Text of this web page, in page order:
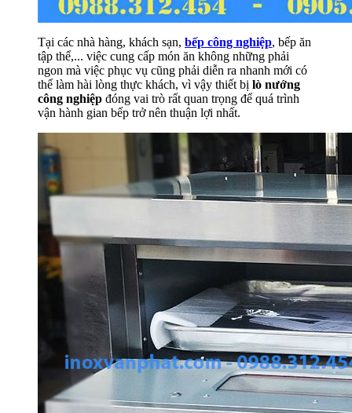
Tại các nhà hàng, khách sạn, bếp công nghiệp, bếp ăn
tập thể,... việc cung cấp món ăn không những phải
ngon mà việc phục vụ cũng phải diễn ra nhanh mới có
thể làm hài lòng thực khách, vì vậy thiết bị lò nướng
công nghiệp đóng vai trò rất quan trọng để quá trình
vận hành gian bếp trở nên thuận lợi nhất.